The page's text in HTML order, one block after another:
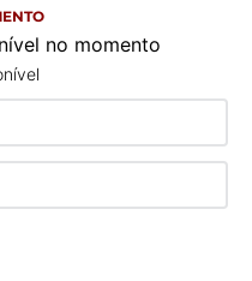
no momento